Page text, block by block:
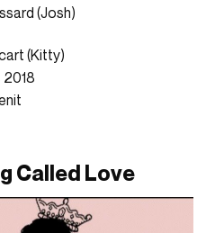
(Josh)
(Kitty)
2018
Called Love